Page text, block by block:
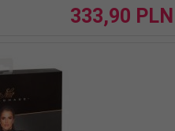
333,90 PLN